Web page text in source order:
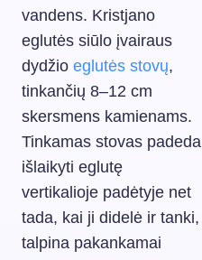
vandens. Kristjano
eglutės siūlo įvairaus
dydžio eglutės stovų,
tinkančių 8–12 cm
skersmens kamienams.
Tinkamas stovas padeda
išlaikyti eglutę
vertikalioje padėtyje net
tada, kai ji didelė ir tanki,
talpina pakankamai